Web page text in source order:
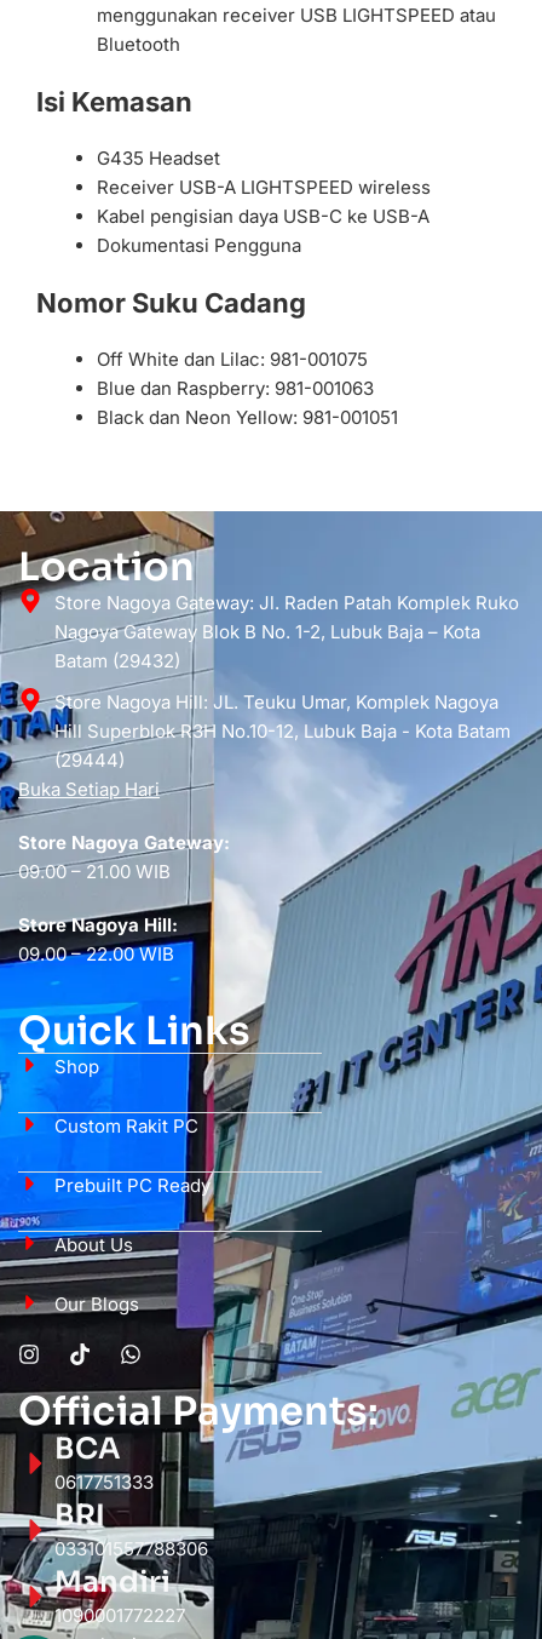
menggunakan receiver USB LIGHTSPEED atau
Bluetooth
Isi Kemasan
G435 Headset
Receiver USB-A LIGHTSPEED wireless
Kabel pengisian daya USB-C ke USB-A
Dokumentasi Pengguna
Nomor Suku Cadang
Off White dan Lilac: 981-001075
Blue dan Raspberry: 981-001063
Black dan Neon Yellow: 981-001051
Location
Store Nagoya Gateway: Jl. Raden Patah Komplek Ruko
Nagoya Gateway Blok B No. 1-2, Lubuk Baja – Kota
Batam (29432)
Store Nagoya Hill: JL. Teuku Umar, Komplek Nagoya
Hill Superblok R3H No.10-12, Lubuk Baja - Kota Batam
(29444)
Buka Setiap Hari
Store Nagoya Gateway:
09.00 – 21.00 WIB
Store Nagoya Hill:
09.00 – 22.00 WIB
Quick Links
Shop
Custom Rakit PC
Prebuilt PC Ready
About Us
Our Blogs
Official Payments:
BCA
0617751333
BRI
033101557788306
Mandiri
1090001772227